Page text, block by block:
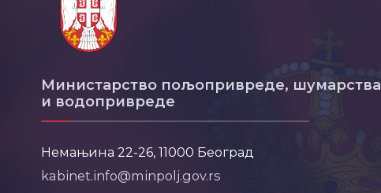
Министарство пољопривреде, шумарства
и водопривреде
Немањина 22-26, 11000 Београд
kabinet.info@minpolj.gov.rs